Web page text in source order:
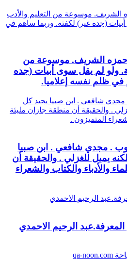
الشريف. موسوعة من التعليم والأدب
(جده غير) لكفته. وربما ساهم في
حمزه الشريف. موسوعة من
ولو لم يقل سوى أبيات (جده
في ظلم نفسه إعلاميا.
مجدي شافعي . ابن صبيا يجيد كل
. والحقيقة أن منطقة جازان مليئة
المتميزون .
. مجدي شافعي . ابن صبيا
يميل للغزلي . والحقيقة أن
والأدباء والكتاب والشعراء
الرحيم الاحمدي
الرحيم الاحمدي